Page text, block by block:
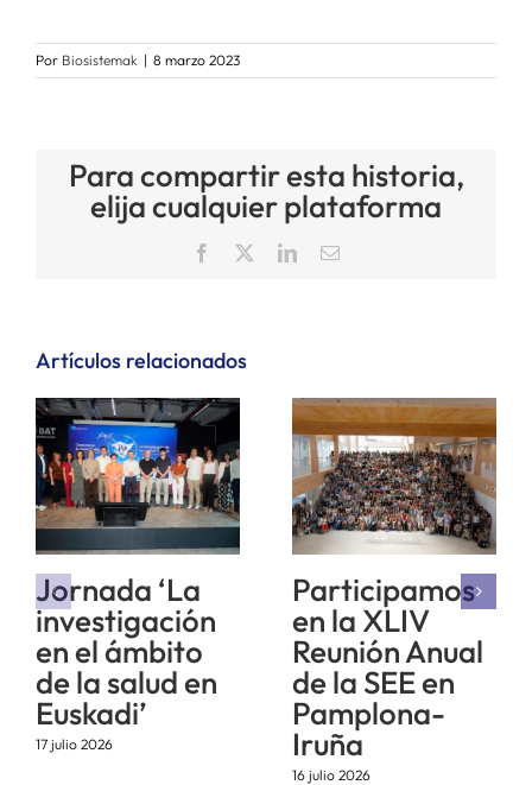
Por Biosistemak | 8 marzo 2023
Para compartir esta historia,
elija cualquier plataforma
Facebook LinkedInCorreo
Artículos relacionados
Jornada ‘La
investigación
en el ámbito
de la salud en
Euskadi’
17 julio 2026
Participamos
en la XLIV
Reunión Anual
de la SEE en
Pamplona-
Iruña
16 julio 2026